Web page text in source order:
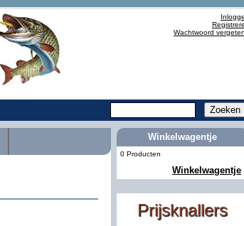
Wachtwoord
Winkelwagentje
0 Producten
Winkelwagentje
Prijsknallers